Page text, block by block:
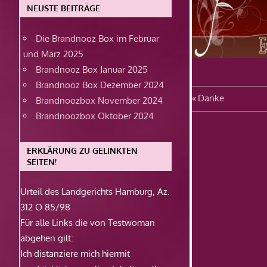
Vorheriger
Beitrag:
Danke
NEUSTE BEITRÄGE
Die Brandnooz Box im Februar
und März 2025
Brandnooz Box Januar 2025
Brandnooz Box Dezember 2024
Brandnoozbox November 2024
Brandnoozbox Oktober 2024
ERKLÄRUNG ZU GELINKTEN
SEITEN!
Urteil des Landgerichts Hamburg, Az.
312 O 85/98
Für alle Links die von Testwoman
abgehen gilt:
Ich distanziere mich hiermit